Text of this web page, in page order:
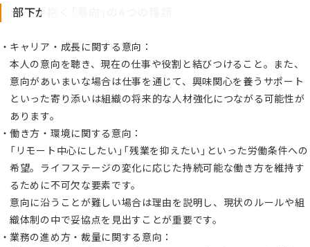
部下が抱く「意向」の4つの種類
キャリア・成長に関する意向：
本人の意向を聴き、現在の仕事や役割と結びつけること。また、
意向があいまいな場合は仕事を通じて、興味関心を養うサポート
といった寄り添いは組織の将来的な人材強化につながる可能性が
あります。
働き方・環境に関する意向：
「リモート中心にしたい」「残業を抑えたい」といった労働条件への
希望。ライフステージの変化に応じた持続可能な働き方を維持す
るために不可欠な要素です。
意向に沿うことが難しい場合は理由を説明し、現状のルールや組
織体制の中で妥協点を見出すことが重要です。
業務の進め方・裁量に関する意向：